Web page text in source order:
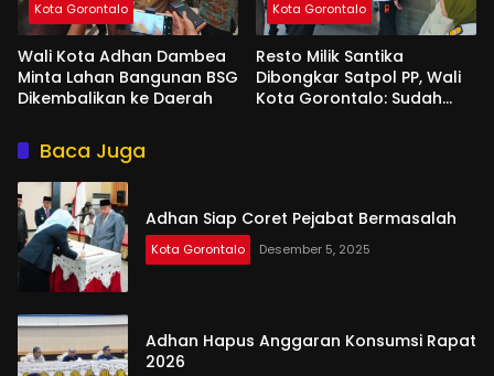
Kota Gorontalo
Wali Kota Adhan Dambea
Minta Lahan Bangunan BSG
Dikembalikan ke Daerah
Kota Gorontalo
Resto Milik Santika
Dibongkar Satpol PP, Wali
Kota Gorontalo: Sudah
Baca Juga
Adhan Siap Coret Pejabat Bermasalah
Kota Gorontalo Desember 5, 2025
Adhan Hapus Anggaran Konsumsi Rapat
2026